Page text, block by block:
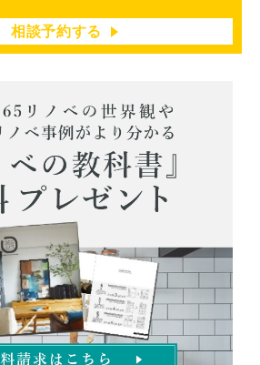
相談予約する